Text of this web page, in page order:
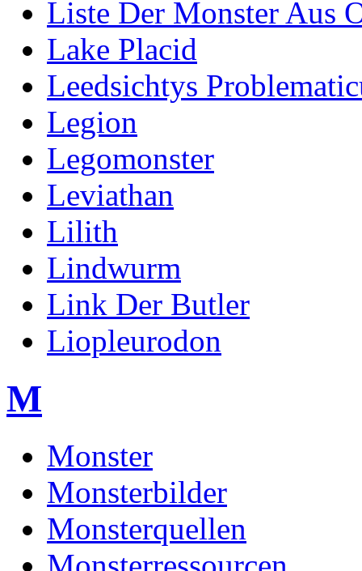
Liste Der Monster Aus
Lake Placid
Leedsichtys
Legion
Legomonster
Leviathan
Lilith
Lindwurm
Link Der Butler
Liopleurodon
M
Monster
Monsterbilder
Monsterquellen